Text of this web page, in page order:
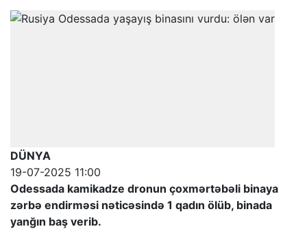
DÜNYA
19-07-2025 11:00
Odessada kamikadze dronun çoxmərtəbəli binaya
zərbə endirməsi nəticəsində 1 qadın ölüb, binada
yanğın baş verib.